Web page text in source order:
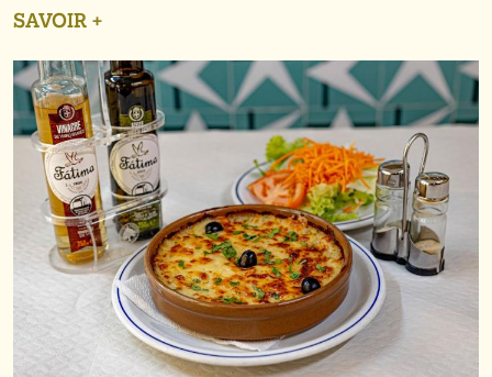
SAVOIR +